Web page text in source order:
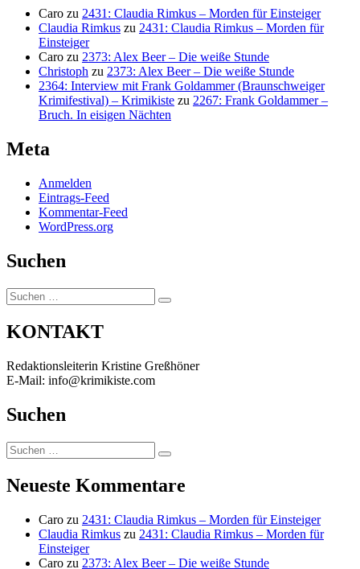
Caro zu 2431: Claudia Rimkus – Morden für Einsteiger
Claudia Rimkus zu 2431: Claudia Rimkus – Morden für
Einsteiger
Caro zu 2373: Alex Beer – Die weiße Stunde
Christoph zu 2373: Alex Beer – Die weiße Stunde
2364: Interview mit Frank Goldammer (Braunschweiger
Krimifestival) – Krimikiste zu 2267: Frank Goldammer –
Bruch. In eisigen Nächten
Meta
Anmelden
Eintrags-Feed
Kommentar-Feed
WordPress.org
Suchen
Suchen
nach:
Suchen
KONTAKT
Redaktionsleiterin Kristine Greßhöner
E-Mail: info@krimikiste.com
Suchen
Suchen
nach:
Suchen
Neueste Kommentare
Caro zu 2431: Claudia Rimkus – Morden für Einsteiger
Claudia Rimkus zu 2431: Claudia Rimkus – Morden für
Einsteiger
Caro zu 2373: Alex Beer – Die weiße Stunde